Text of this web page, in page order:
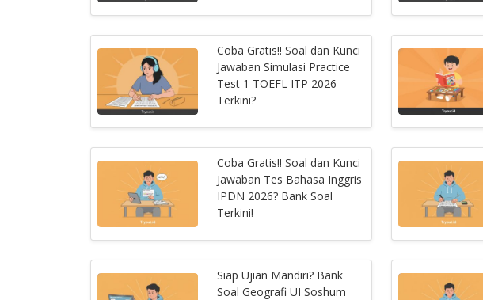
Coba Gratis!! Soal dan Kunci
Jawaban Simulasi Practice
Test 1 TOEFL ITP 2026
Terkini?
Coba Gratis!! Soal dan Kunci
Jawaban Tes Bahasa Inggris
IPDN 2026? Bank Soal
Terkini!
Siap Ujian Mandiri? Bank
Soal Geografi UI Soshum